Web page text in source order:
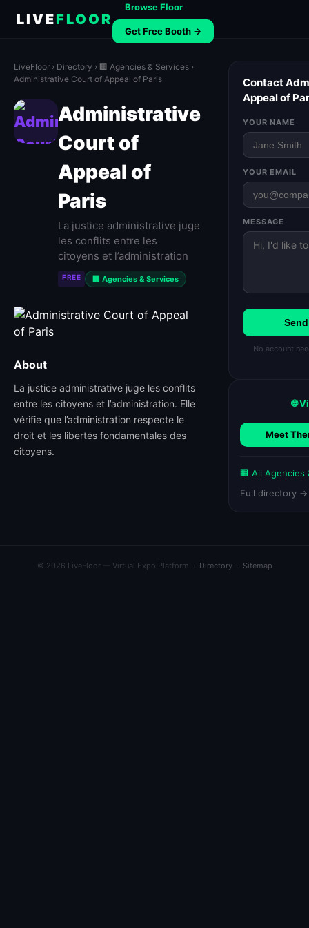
LIVEFLOOR
Browse Floor
Get Free Booth →
LiveFloor › Directory › 🏢 Agencies & Services ›
Administrative Court of Appeal of Paris
Administrative
Court of
Appeal of
Paris
La justice administrative juge
les conflits entre les
citoyens et l’administration
FREE 🏢 Agencies & Services
About
La justice administrative juge les conflits
entre les citoyens et l’administration. Elle
vérifie que l’administration respecte le
droit et les libertés fondamentales des
citoyens.
Contact
Appeal of
YOUR NAME
YOUR EMAIL
MESSAGE
No account
🌐
Meet
🏢 All Agencies
Full directory →
© 2026 LiveFloor — Virtual Expo Platform · Directory· Sitemap